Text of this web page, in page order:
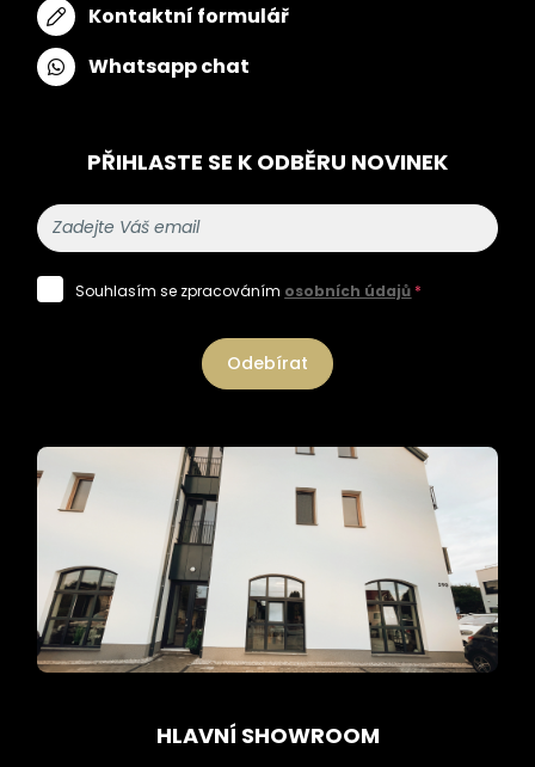
Kontaktní formulář
Whatsapp chat
PŘIHLASTE SE K ODBĚRU NOVINEK
Souhlasím se zpracováním osobních údajů *
Odebírat
HLAVNÍ SHOWROOM